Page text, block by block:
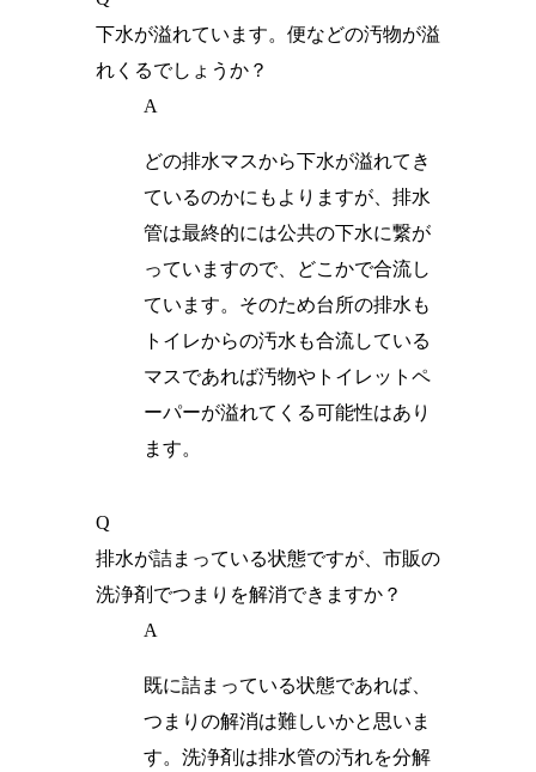
下水が溢れています。便などの汚物が溢
れくるでしょうか？
A
どの排水マスから下水が溢れてき
ているのかにもよりますが、排水
管は最終的には公共の下水に繋が
っていますので、どこかで合流し
ています。そのため台所の排水も
トイレからの汚水も合流している
マスであれば汚物やトイレットペ
ーパーが溢れてくる可能性はあり
ます。
Q
排水が詰まっている状態ですが、市販の
洗浄剤でつまりを解消できますか？
A
既に詰まっている状態であれば、
つまりの解消は難しいかと思いま
す。洗浄剤は排水管の汚れを分解